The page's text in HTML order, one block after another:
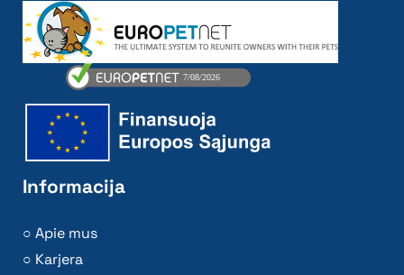
Informacija
Apie mus
Karjera